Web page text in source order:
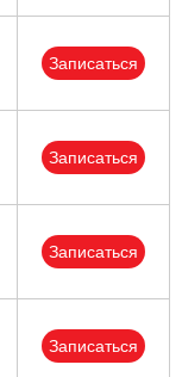
Записаться
Записаться
Записаться
Записаться